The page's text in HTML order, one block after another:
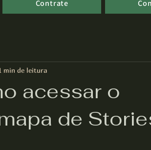
Contrate
acessar o
de
min de leitura